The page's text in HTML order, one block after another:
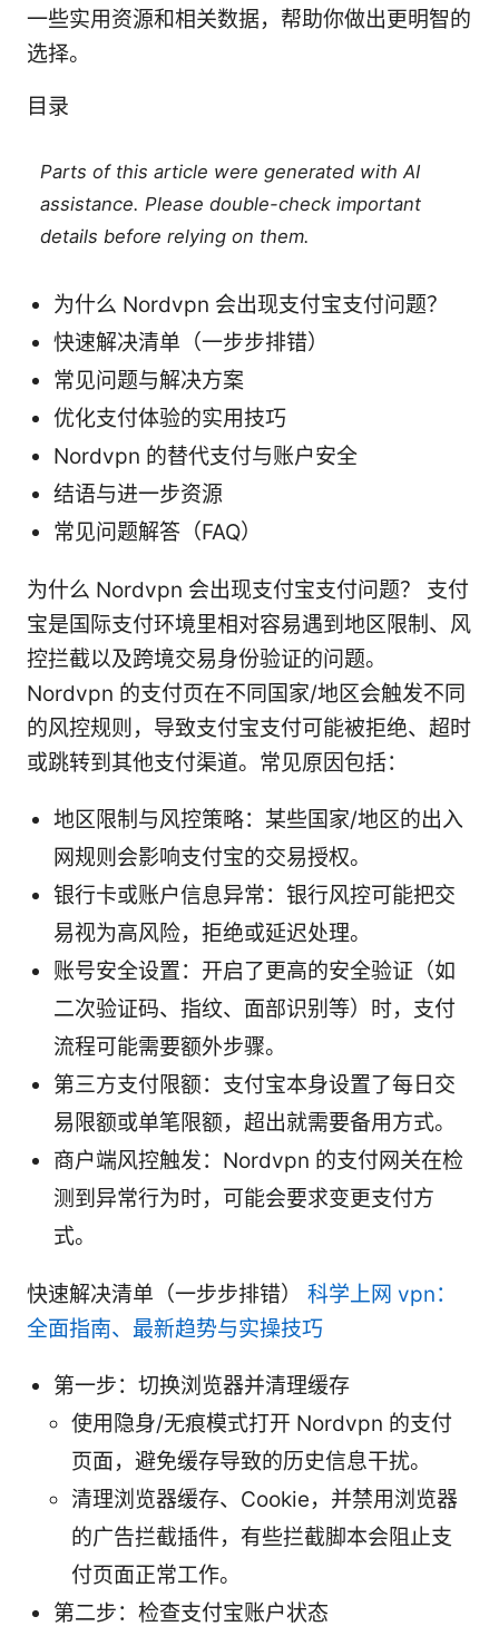
一些实用资源和相关数据，帮助你做出更明智的
选择。
目录
Parts of this article were generated with AI
assistance. Please double-check important
details before relying on them.
为什么 Nordvpn 会出现支付宝支付问题？
快速解决清单（一步步排错）
常见问题与解决方案
优化支付体验的实用技巧
Nordvpn 的替代支付与账户安全
结语与进一步资源
常见问题解答（FAQ）
为什么 Nordvpn 会出现支付宝支付问题？ 支付
宝是国际支付环境里相对容易遇到地区限制、风
控拦截以及跨境交易身份验证的问题。
Nordvpn 的支付页在不同国家/地区会触发不同
的风控规则，导致支付宝支付可能被拒绝、超时
或跳转到其他支付渠道。常见原因包括：
地区限制与风控策略：某些国家/地区的出入
网规则会影响支付宝的交易授权。
银行卡或账户信息异常：银行风控可能把交
易视为高风险，拒绝或延迟处理。
账号安全设置：开启了更高的安全验证（如
二次验证码、指纹、面部识别等）时，支付
流程可能需要额外步骤。
第三方支付限额：支付宝本身设置了每日交
易限额或单笔限额，超出就需要备用方式。
商户端风控触发：Nordvpn 的支付网关在检
测到异常行为时，可能会要求变更支付方
式。
快速解决清单（一步步排错） 科学上网 vpn：
全面指南、最新趋势与实操技巧
第一步：切换浏览器并清理缓存
使用隐身/无痕模式打开 Nordvpn 的支付
页面，避免缓存导致的历史信息干扰。
清理浏览器缓存、Cookie，并禁用浏览器
的广告拦截插件，有些拦截脚本会阻止支
付页面正常工作。
第二步：检查支付宝账户状态